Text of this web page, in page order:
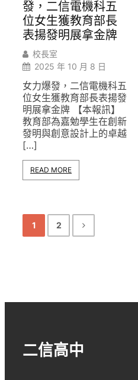
發，二信電機科五
位女生獲教育部長
表揚發明展拿金牌
校長室
2025 年 10 月 8 日
女力爆發，二信電機科五
位女生獲教育部長表揚發
明展拿金牌 【本報訊】
教育部為嘉勉學生在創新
發明與創意設計上的卓越
[…]
READ MORE
1 2
二信高中